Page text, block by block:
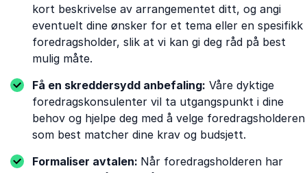
kort beskrivelse av arrangementet ditt, og angi
eventuelt dine ønsker for et tema eller en spesifikk
foredragsholder, slik at vi kan gi deg råd på best
mulig måte.
Få en skreddersydd anbefaling: Våre dyktige
foredragskonsulenter vil ta utgangspunkt i dine
behov og hjelpe deg med å velge foredragsholderen
som best matcher dine krav og budsjett.
Formaliser avtalen: Når foredragsholderen har